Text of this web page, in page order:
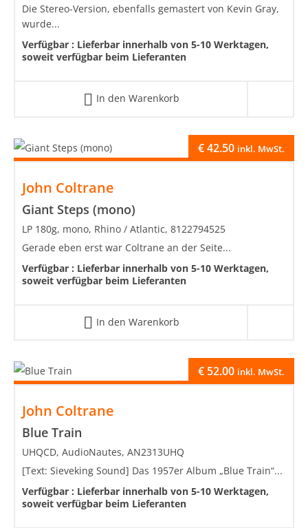
Die Stereo-Version, ebenfalls gemastert von Kevin Gray,
wurde...
Verfügbar : Lieferbar innerhalb von 5-10 Werktagen,
soweit verfügbar beim Lieferanten
In den Warenkorb
John Coltrane
Giant Steps (mono)
€42.50 inkl. MwSt.
LP 180g, mono, Rhino / Atlantic, 8122794525
Gerade eben erst war Coltrane an der Seite...
Verfügbar : Lieferbar innerhalb von 5-10 Werktagen,
soweit verfügbar beim Lieferanten
In den Warenkorb
John Coltrane
Blue Train
€52.00 inkl. MwSt.
UHQCD, AudioNautes, AN2313UHQ
[Text: Sieveking Sound] Das 1957er Album „Blue Train“...
Verfügbar : Lieferbar innerhalb von 5-10 Werktagen,
soweit verfügbar beim Lieferanten